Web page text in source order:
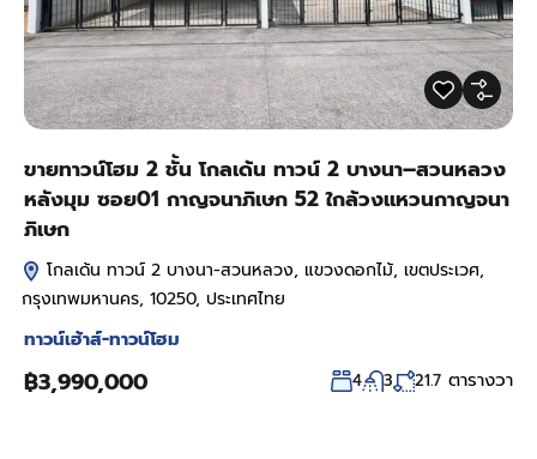
ขายทาวน์โฮม 2 ชั้น โกลเด้น ทาวน์ 2 บางนา–สวนหลวง
หลังมุม ซอย01 กาญจนาภิเษก 52 ใกล้วงแหวนกาญจนา
ภิเษก
โกลเด้น ทาวน์ 2 บางนา-สวนหลวง, แขวงดอกไม้, เขตประเวศ,
กรุงเทพมหานคร, 10250, ประเทศไทย
ทาวน์เฮ้าส์-ทาวน์โฮม
฿3,990,000 4 3 21.7 ตารางวา